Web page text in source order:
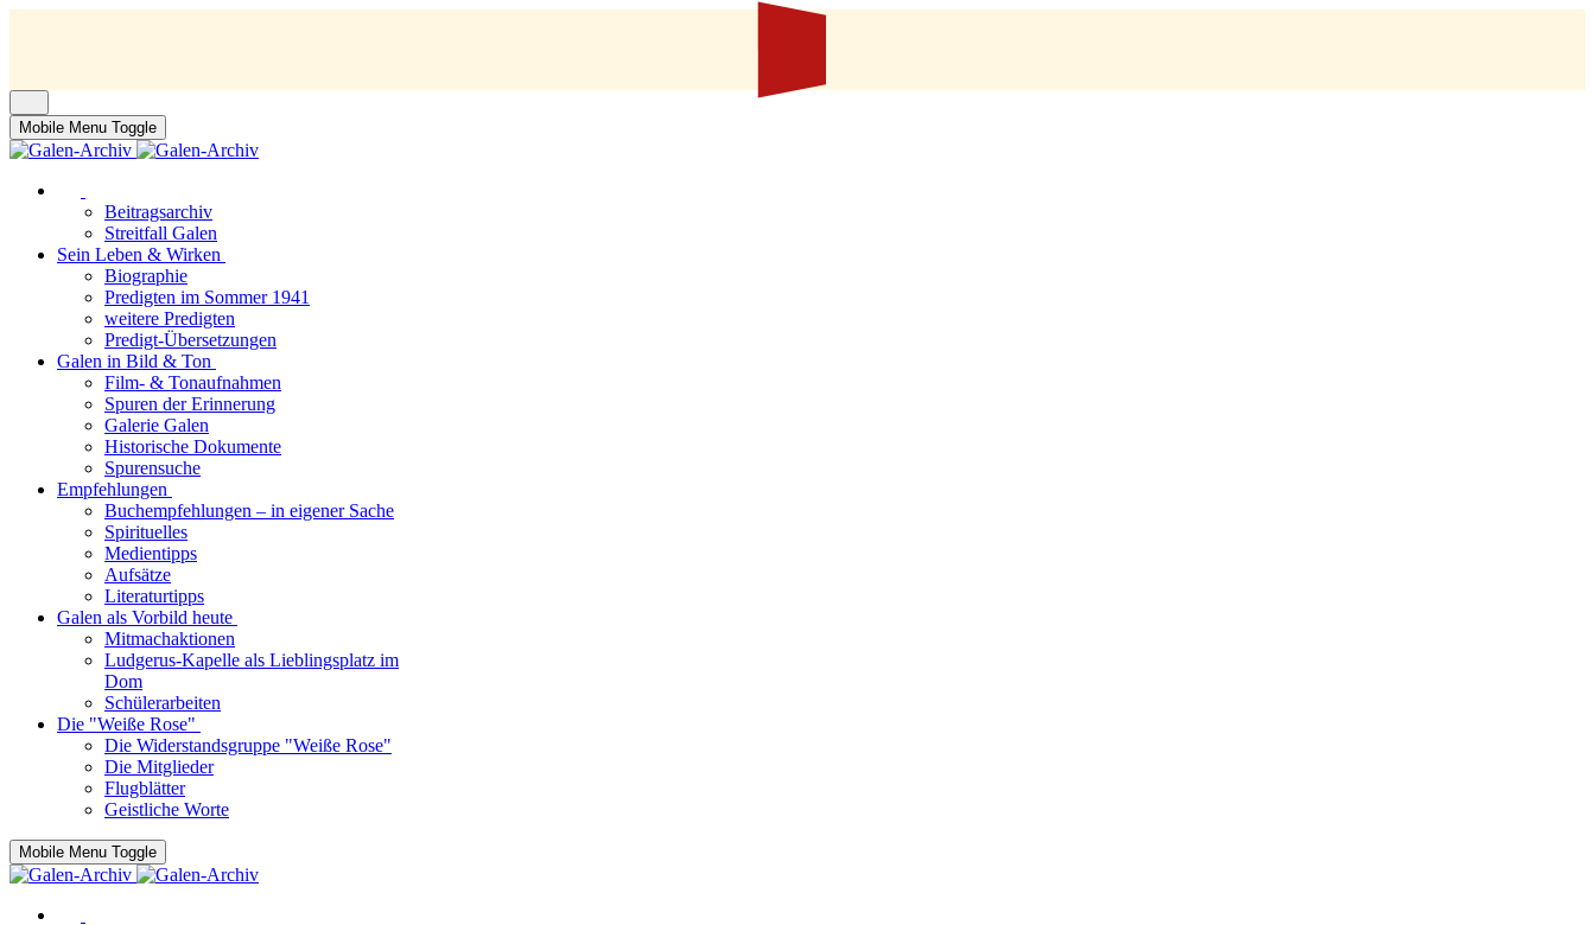
Mobile Menu Toggle
Beitragsarchiv
Streitfall Galen
Sein Leben & Wirken
Biographie
Predigten im Sommer 1941
weitere Predigten
Predigt-Übersetzungen
Galen in Bild & Ton
Film- & Tonaufnahmen
Spuren der Erinnerung
Galerie Galen
Historische Dokumente
Spurensuche
Empfehlungen
Buchempfehlungen – in eigener Sache
Spirituelles
Medientipps
Aufsätze
Literaturtipps
Galen als Vorbild heute
Mitmachaktionen
Ludgerus-Kapelle als Lieblingsplatz im
Dom
Schülerarbeiten
Die "Weiße Rose"
Die Widerstandsgruppe "Weiße Rose"
Die Mitglieder
Flugblätter
Geistliche Worte
Mobile Menu Toggle